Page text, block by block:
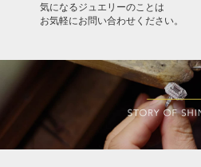
気になるジュエリーのことは
お気軽にお問い合わせください。